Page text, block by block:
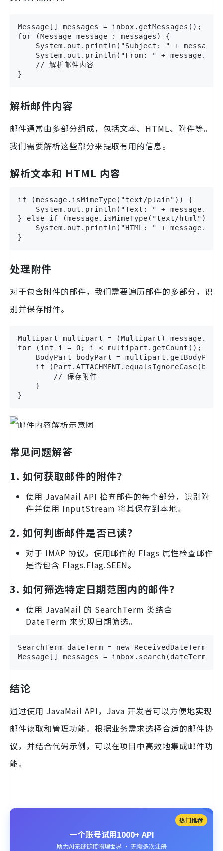
Message[] messages = inbox.getMessages();
for (Message message : messages) {
System.out.println("Subject: " +
System.out.println("From: " +
    // 解析邮件内容
}
解析邮件内容
邮件通常由多部分组成，包括文本、HTML、附件等。
我们需要解析这些部分来提取有用的信息。
解析文本和 HTML 内容
if (message.isMimeType("text/plain")) {
System.out.println("Text: " +
} else if (message.isMimeType("text/html")) {
System.out.println("HTML: " +
}
处理附件
对于包含附件的邮件，我们需要遍历邮件的多部分，识
别并保存附件。
Multipart multipart = (Multipart)
for (int i = 0; i < multipart.getCount();
BodyPart bodyPart =
if
        // 保存附件
    }
}
常见问题解答
1. 如何获取邮件的附件？
使用 JavaMail API 检查邮件的每个部分，识别附
件并使用 InputStream 将其保存到本地。
2. 如何判断邮件是否已读？
对于 IMAP 协议，使用邮件的 Flags 属性检查邮件
是否包含 Flags.Flag.SEEN。
3. 如何筛选特定日期范围内的邮件？
使用 JavaMail 的 SearchTerm 类结合
DateTerm 来实现日期筛选。
SearchTerm dateTerm = new
Message[] messages = inbox.search(dateTerm);
结论
通过使用 JavaMail API，Java 开发者可以方便地实现
邮件读取和管理功能。根据业务需求选择合适的邮件协
议，并结合代码示例，可以在项目中高效地集成邮件功
能。
热门推荐
一个账号试用1000+ API
助力AI无缝链接物理世界 · 无需多次注册